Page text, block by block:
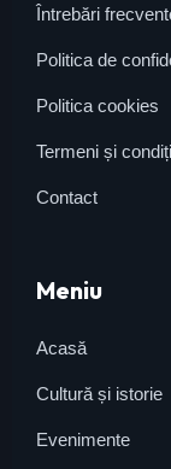
Întrebări
Politica de
Politica cookies
Termeni și
Contact
Meniu
Acasă
Cultură și istorie
Evenimente